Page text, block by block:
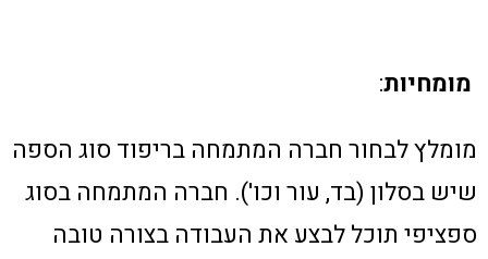
מומחיות:
מומלץ לבחור חברה המתמחה בריפוד סוג הספה
שיש בסלון (בד, עור וכו'). חברה המתמחה בסוג
ספציפי תוכל לבצע את העבודה בצורה טובה